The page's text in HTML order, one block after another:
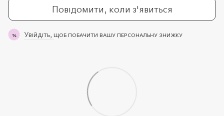
Повідомити, коли з'явиться
% Увійдіть, щоб побачити вашу персональну знижку